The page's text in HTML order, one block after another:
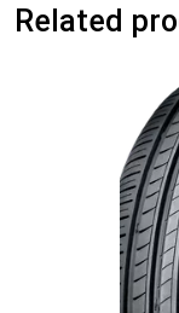
Related